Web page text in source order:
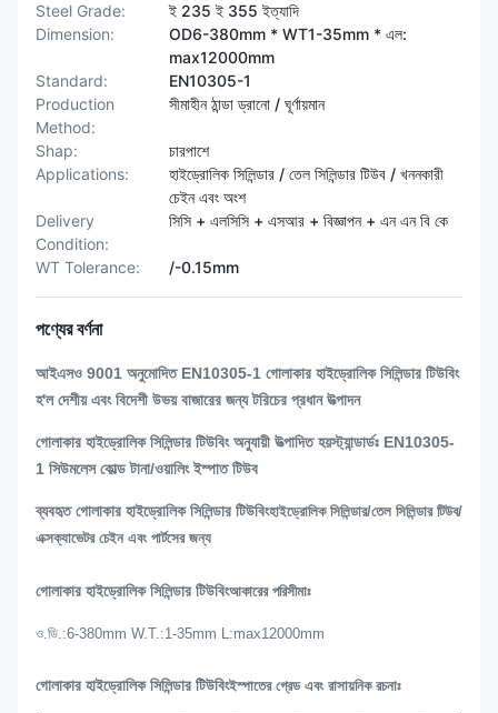
Steel Grade:
ই 235 ই 355 ইত্যাদি
Dimension:
OD6-380mm * WT1-35mm * এল:
max12000mm
Standard:
EN10305-1
Production
Method:
সীমাহীন ঠান্ডা ড্রানো / ঘূর্ণায়মান
Shap:
চারপাশে
Applications:
হাইড্রোলিক সিলিন্ডার / তেল সিলিন্ডার টিউব / খননকারী
চেইন এবং অংশ
Delivery
Condition:
সিসি + এলসিসি + এসআর + বিজ্ঞাপন + এন এন বি কে
WT Tolerance: /-0.15mm
পণ্যের বর্ণনা
আইএসও 9001 অনুমোদিত EN10305-1 গোলাকার হাইড্রোলিক সিলিন্ডার টিউবিং
হ'ল দেশীয় এবং বিদেশী উভয় বাজারের জন্য টরিচের প্রধান উত্পাদন
গোলাকার হাইড্রোলিক সিলিন্ডার টিউবিং অনুযায়ী উত্পাদিত হয়স্ট্যান্ডার্ডঃ EN10305-
1 সিউমলেস কোল্ড টানা/ওয়ালিং ইস্পাত টিউব
ব্যবহৃত গোলাকার হাইড্রোলিক সিলিন্ডার টিউবিংহাইড্রোলিক সিলিন্ডার/তেল সিলিন্ডার টিউব/
এক্সক্যাভেটর চেইন এবং পার্টসের জন্য
গোলাকার হাইড্রোলিক সিলিন্ডার টিউবিংআকারের পরিসীমাঃ
ও.ডি.:6-380mm W.T.:1-35mm L:max12000mm
গোলাকার হাইড্রোলিক সিলিন্ডার টিউবিংইস্পাতের গ্রেড এবং রাসায়নিক রচনাঃ